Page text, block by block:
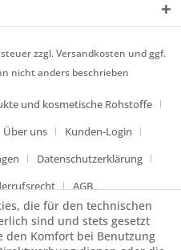
zzgl.Versandkosten und ggf.
nicht anders beschrieben
und kosmetische Rohstoffe
Über uns
Kunden-Login
Datenschutzerklärung
AGB
die für den technischen
sind und stets gesetzt
den Komfort bei Benutzung